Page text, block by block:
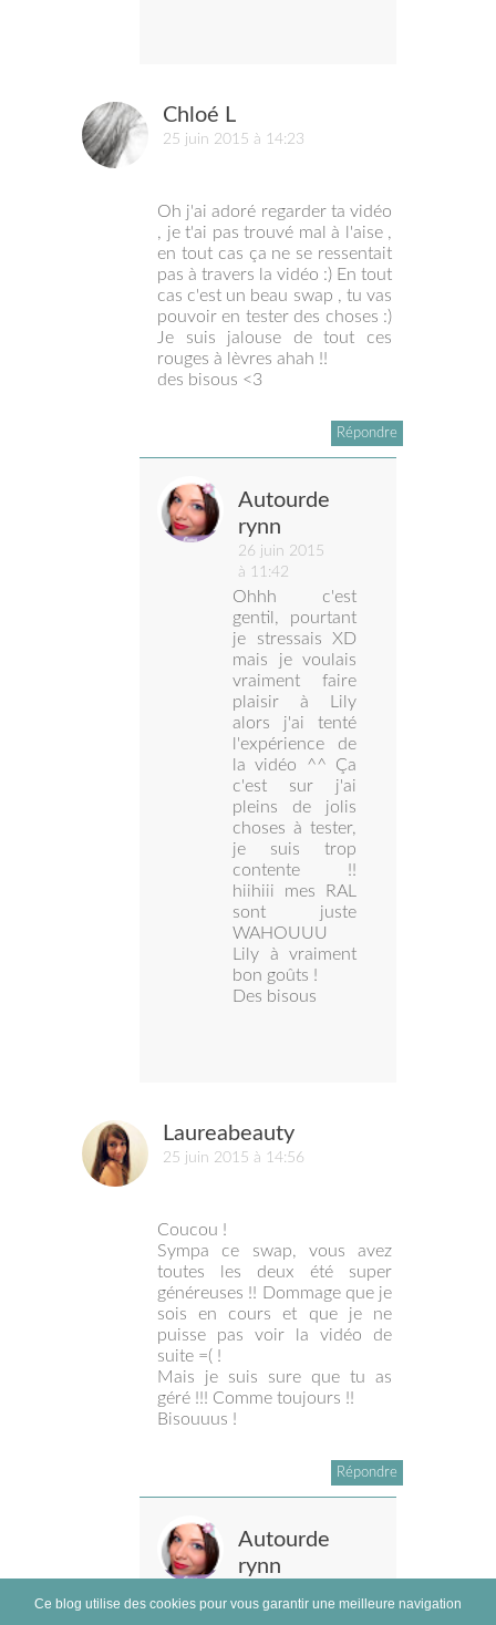
Chloé L
25 juin 2015 à 14:23
Oh j'ai adoré regarder ta vidéo
, je t'ai pas trouvé mal à l'aise ,
en tout cas ça ne se ressentait
pas à travers la vidéo :) En tout
cas c'est un beau swap , tu vas
pouvoir en tester des choses :)
Je suis jalouse de tout ces
rouges à lèvres ahah !!
des bisous <3
Répondre
Autourde
rynn
26 juin 2015
à 11:42
Ohhh c'est
gentil, pourtant
je stressais XD
mais je voulais
vraiment faire
plaisir à Lily
alors j'ai tenté
l'expérience de
la vidéo ^^ Ça
c'est sur j'ai
pleins de jolis
choses à tester,
je suis trop
contente !!
hiihiii mes RAL
sont juste
WAHOUUU
Lily à vraiment
bon goûts !
Des bisous
Laureabeauty
25 juin 2015 à 14:56
Coucou !
Sympa ce swap, vous avez
toutes les deux été super
généreuses !! Dommage que je
sois en cours et que je ne
puisse pas voir la vidéo de
suite =( !
Mais je suis sure que tu as
géré !!! Comme toujours !!
Bisouuus !
Répondre
Autourde
rynn
à 11:44
Ce blog utilise des cookies pour vous garantir une meilleure navigation